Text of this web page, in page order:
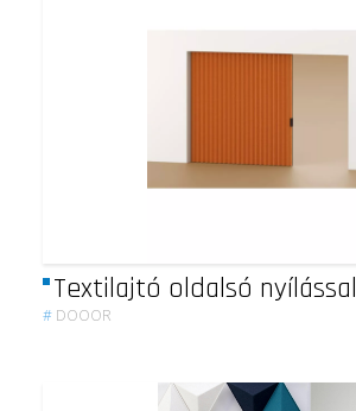
Textilajtó oldalsó nyílással
# DOOOR